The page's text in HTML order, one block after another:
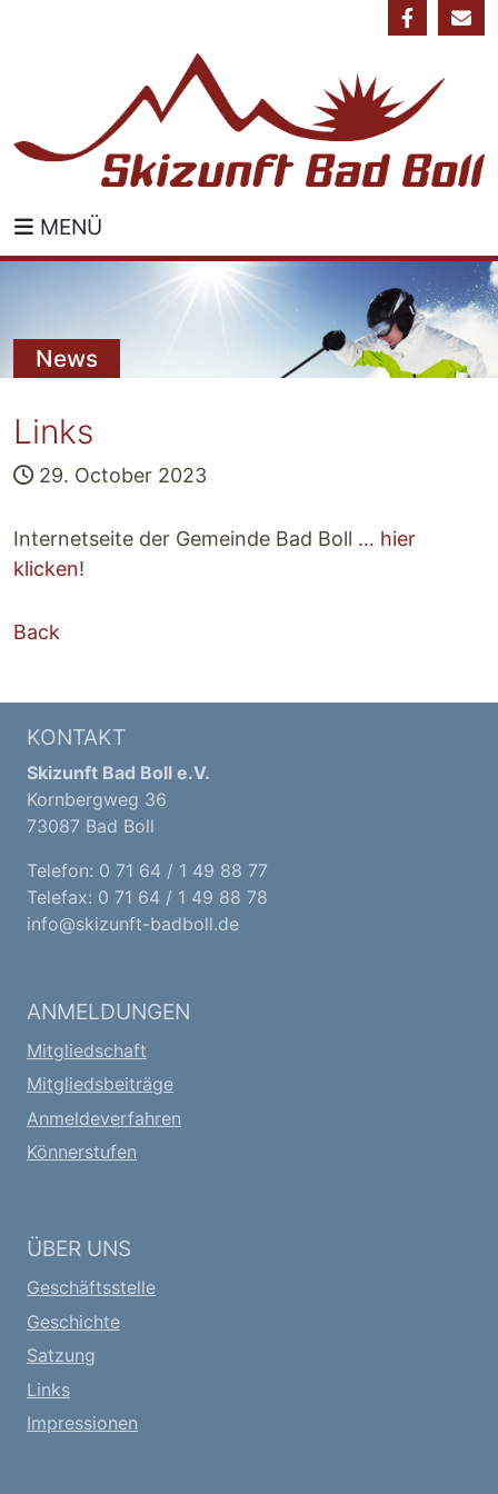
MENÜ
News
Links
29. October 2023
Internetseite der Gemeinde Bad Boll … hier
klicken!
Back
KONTAKT
Skizunft Bad Boll e.V.
Kornbergweg 36
73087 Bad Boll
Telefon: 0 71 64 / 1 49 88 77
Telefax: 0 71 64 / 1 49 88 78
info@skizunft-badboll.de
ANMELDUNGEN
Mitgliedschaft
Mitgliedsbeiträge
Anmeldeverfahren
Könnerstufen
ÜBER UNS
Geschäftsstelle
Geschichte
Satzung
Links
Impressionen